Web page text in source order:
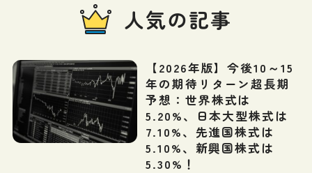
人気の記事
【2026年版】今後10～15
年の期待リターン超長期
予想：世界株式は
5.20%、日本大型株式は
7.10%、先進国株式は
5.10%、新興国株式は
5.30%！